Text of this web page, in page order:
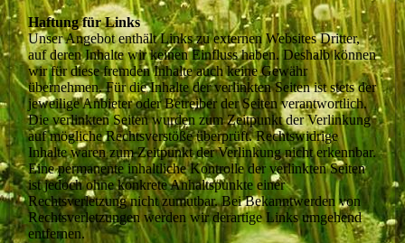
Haftung für Links
Unser Angebot enthält Links zu externen Websites Dritter,
auf deren Inhalte wir keinen Einfluss haben. Deshalb können
wir für diese fremden Inhalte auch keine Gewähr
übernehmen. Für die Inhalte der verlinkten Seiten ist stets der
jeweilige Anbieter oder Betreiber der Seiten verantwortlich.
Die verlinkten Seiten wurden zum Zeitpunkt der Verlinkung
auf mögliche Rechtsverstöße überprüft. Rechtswidrige
Inhalte waren zum Zeitpunkt der Verlinkung nicht erkennbar.
Eine permanente inhaltliche Kontrolle der verlinkten Seiten
ist jedoch ohne konkrete Anhaltspunkte einer
Rechtsverletzung nicht zumutbar. Bei Bekanntwerden von
Rechtsverletzungen werden wir derartige Links umgehend
entfernen.